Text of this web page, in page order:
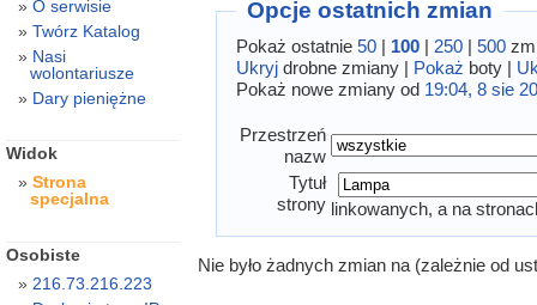
Opcje ostatnich zmian
Pokaż ostatnie 50| 100| 250| 500
Ukryjdrobne zmiany | Pokaż boty |
Pokaż nowe zmiany od 19:04, 8 sie
Przestrzeń
nazw
Tytuł
strony linkowanych, a na
Nie było żadnych zmian na (zależnie od
O serwisie
Twórz Katalog
Nasi
wolontariusze
Dary pieniężne
Widok
Strona
specjalna
Osobiste
216.73.216.223